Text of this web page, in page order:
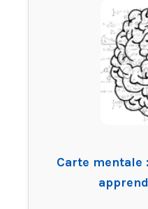
Carte mentale